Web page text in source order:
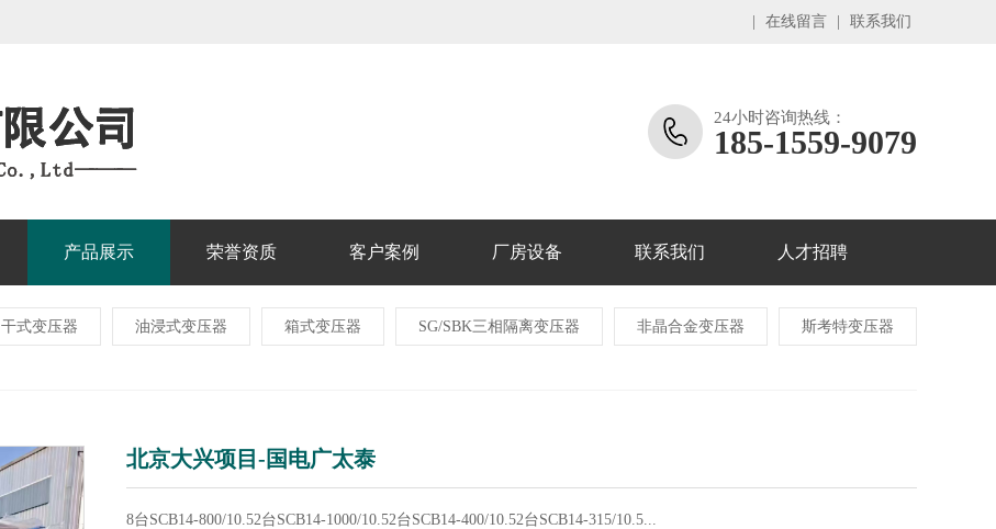
在线留言 联系我们
24小时咨询热线：
185-1559-9079
产品展示 荣誉资质 客户案例 厂房设备 联系我们 人才招聘
干式变压器 油浸式变压器 箱式变压器 SG/SBK三相隔离变压器 非晶合金变压器 斯考特变压器
北京大兴项目-国电广太泰
8台SCB14-800/10.52台SCB14-1000/10.52台SCB14-400/10.52台SCB14-315/10.5...